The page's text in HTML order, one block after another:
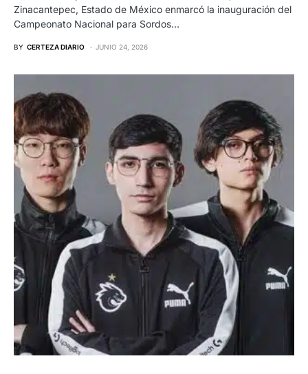
Zinacantepec, Estado de México enmarcó la inauguración del
Campeonato Nacional para Sordos…
BY CERTEZA DIARIO JUNIO 24, 2026